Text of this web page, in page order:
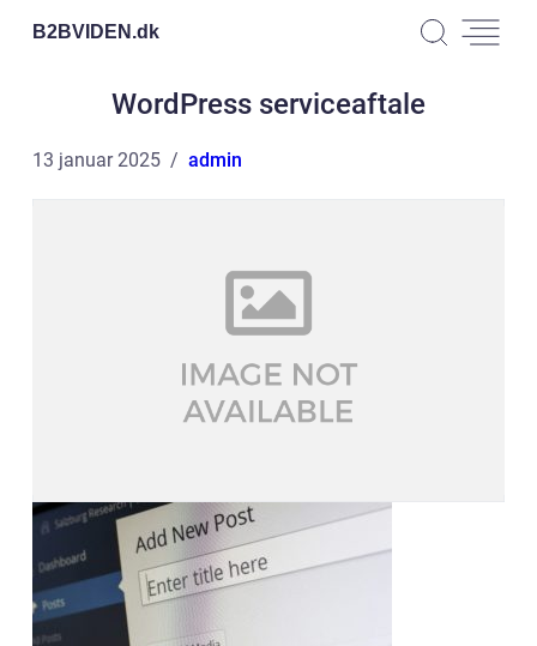
B2BVIDEN.dk
WordPress serviceaftale
13 januar 2025 admin